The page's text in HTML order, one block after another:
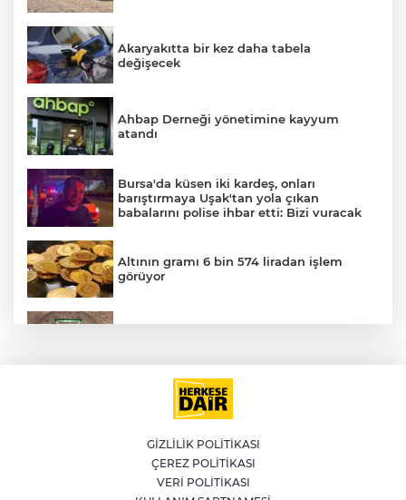
Akaryakıtta bir kez daha tabela
değişecek
Ahbap Derneği yönetimine kayyum
atandı
Bursa'da küsen iki kardeş, onları
barıştırmaya Uşak'tan yola çıkan
babalarını polise ihbar etti: Bizi vuracak
Altının gramı 6 bin 574 liradan işlem
görüyor
Muğla'da 4.1 büyüklüğünde deprem
Kütahya'da kendisinden haber
alınamayan kadın çöp evde bulundu
GİZLİLİK POLİTİKASI
ÇEREZ POLİTİKASI
VERİ POLİTİKASI